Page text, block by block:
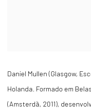
Daniel Mullen (Glasgow,
Holanda. Formado em
(Amsterdã, 2011),